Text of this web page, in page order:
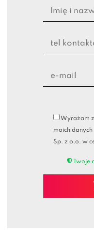
Wyrażam
moich
Sp. z o.o. w
Twoje